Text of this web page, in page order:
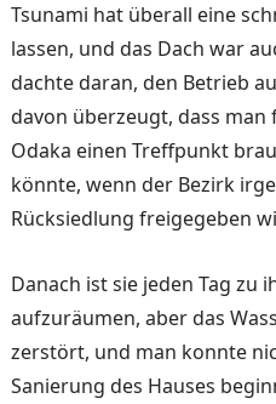
Tsunami hat überall eine
lassen, und das Dach war
dachte daran, den Betrieb
davon überzeugt, dass
Odaka ei­nen Treffpunkt
könnte, wenn der Bezirk
Rücksiedlung freigegeben
Danach ist sie jeden Tag zu
auf­zuräumen, aber das
zerstört, und man konnte
Sanierung des Hauses